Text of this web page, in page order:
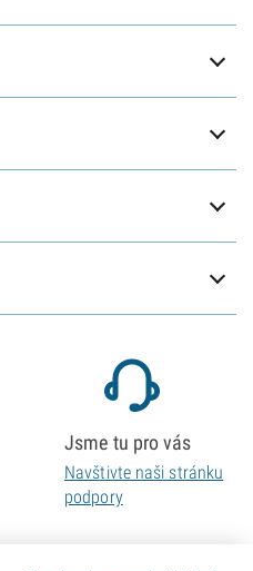
Jsme tu pro vás
Navštivte naši stránku
podpory